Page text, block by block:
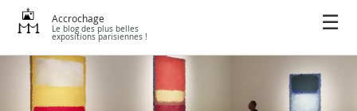
Accrochage
Le blog des plus belles
expositions parisiennes !